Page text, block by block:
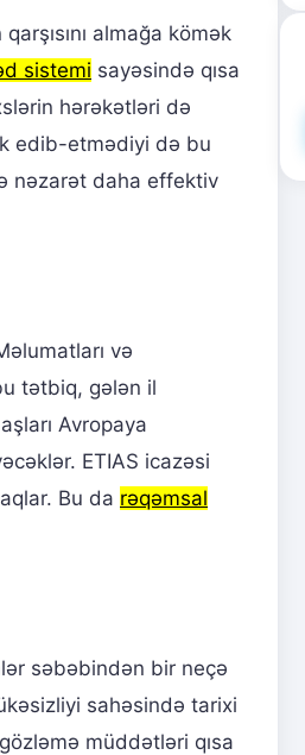
almağa kömək
sistemi sayəsində qısa
hərəkətləri də
edib-etmədiyi də bu
nəzarət daha effektiv
və
tətbiq, gələn il
Avropaya
ETIAS icazəsi
Bu da rəqəmsal
səbəbindən bir neçə
sahəsində tarixi
müddətləri qısa